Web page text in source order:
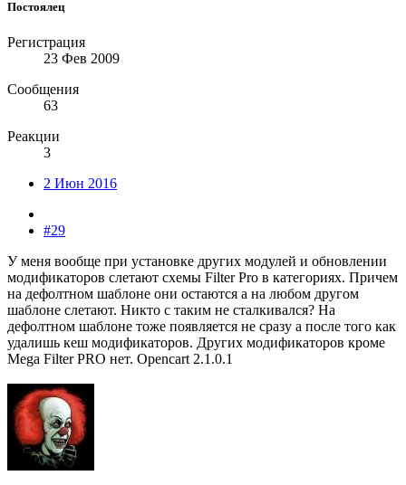
Постоялец
Регистрация
23 Фев 2009
Сообщения
63
Реакции
3
2 Июн 2016
#29
У меня вообще при установке других модулей и обновлении
модификаторов слетают схемы Filter Pro в категориях. Причем
на дефолтном шаблоне они остаются а на любом другом
шаблоне слетают. Никто с таким не сталкивался? На
дефолтном шаблоне тоже появляется не сразу а после того как
удалишь кеш модификаторов. Других модификаторов кроме
Mega Filter PRO нет. Opencart 2.1.0.1